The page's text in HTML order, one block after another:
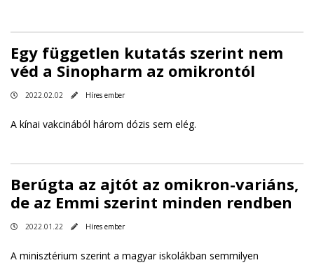
Egy független kutatás szerint nem
véd a Sinopharm az omikrontól
2022.02.02 Híres ember
A kínai vakcinából három dózis sem elég.
Berúgta az ajtót az omikron-variáns,
de az Emmi szerint minden rendben
2022.01.22 Híres ember
A minisztérium szerint a magyar iskolákban semmilyen